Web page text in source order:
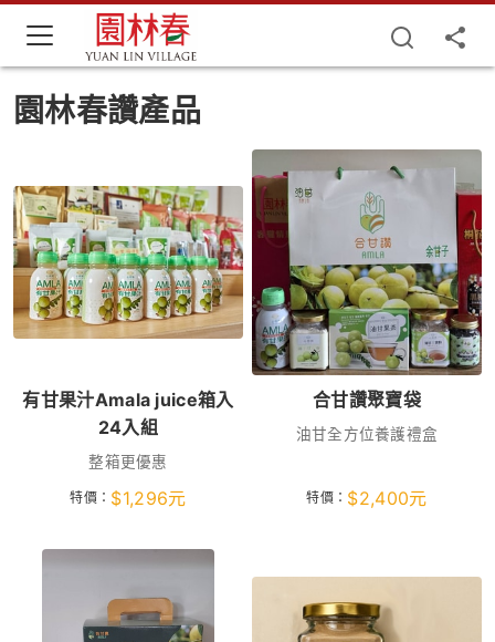
園林春讚產品
有甘果汁Amala juice箱入
24入組
整箱更優惠
特價： $1,296元
合甘讚聚寶袋
油甘全方位養護禮盒
特價： $2,400元